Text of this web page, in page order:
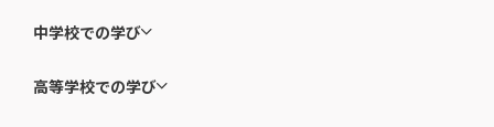
中学校での学び
高等学校での学び